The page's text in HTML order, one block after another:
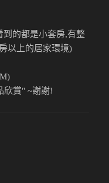
到的都是小套房,有整
以上的居家環境)
欣賞" ~謝謝!